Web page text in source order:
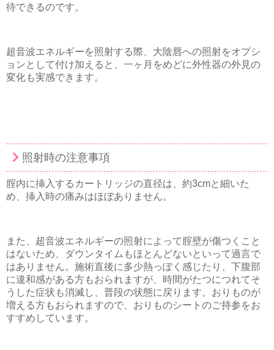
待できるのです。
超音波エネルギーを照射する際、大陰唇への照射をオプシ
ョンとして付け加えると、一ヶ月をめどに外性器の外見の
変化も実感できます。
照射時の注意事項
腟内に挿入するカートリッジの直径は、約3cmと細いた
め、挿入時の痛みはほぼありません。
また、超音波エネルギーの照射によって腟壁が傷つくこと
はないため、ダウンタイムもほとんどないといって過言で
はありません。施術直後に多少熱っぽく感じたり、下腹部
に違和感がある方もおられますが、時間がたつにつれてそ
うした症状も消滅し、普段の状態に戻ります。おりものが
増える方もおられますので、おりものシートのご持参をお
すすめしています。